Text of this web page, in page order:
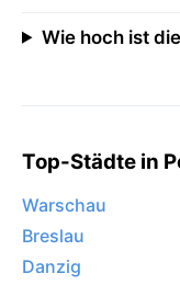
Wie hoch ist
Top-Städte in
Warschau
Breslau
Danzig